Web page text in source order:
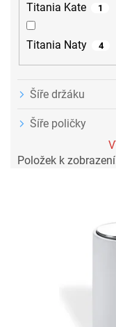
Titania Kate 1
Titania Naty 4
Šíře držáku
Šíře poličky
Položek k